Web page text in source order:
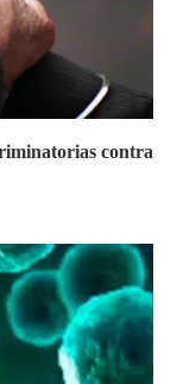
contra